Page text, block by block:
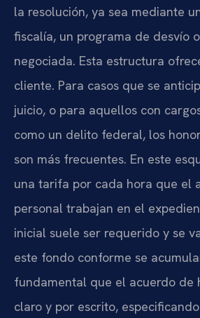
la resolución, ya sea mediante
fiscalía, un programa de desvío
negociada. Esta estructura
cliente. Para casos que se
juicio, o para aquellos con
como un delito federal, los
son más frecuentes. En este
una tarifa por cada hora que el
personal trabajan en el
inicial suele ser requerido y se
este fondo conforme se
fundamental que el acuerdo de
claro y por escrito,